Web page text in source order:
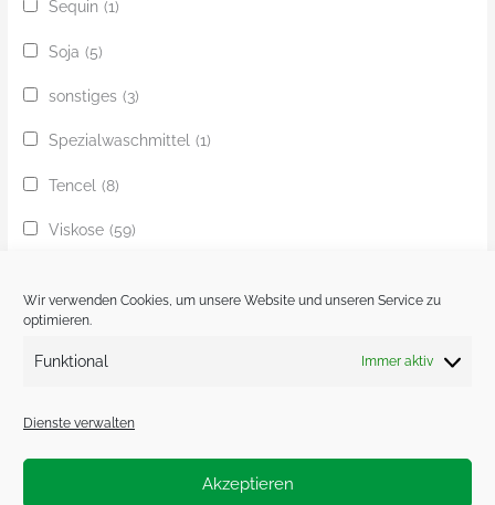
Wir verwenden Cookies, um unsere Website und unseren Service zu
optimieren.
Funktional Immer aktiv
Dienste verwalten
Akzeptieren
Sequin (1)
Soja (5)
sonstiges (3)
Spezialwaschmittel (1)
Tencel (8)
Viskose (59)
Ziege
Zobel (1)